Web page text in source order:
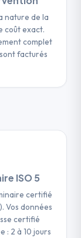
nature de la
coût exact.
complet
facturés
ISO 5
certifié
Vos données
certifié
: 2 à 10 jours